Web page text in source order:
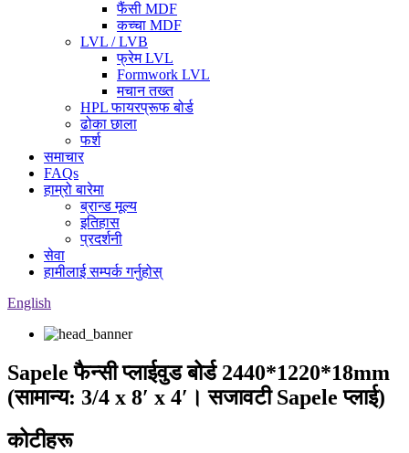
फैंसी MDF
कच्चा MDF
LVL / LVB
फ्रेम LVL
Formwork LVL
मचान तख्त
HPL फायरप्रूफ बोर्ड
ढोका छाला
फर्श
समाचार
FAQs
हाम्रो बारेमा
ब्रान्ड मूल्य
इतिहास
प्रदर्शनी
सेवा
हामीलाई सम्पर्क गर्नुहोस्
English
Sapele फैन्सी प्लाईवुड बोर्ड 2440*1220*18mm
(सामान्य: 3/4 x 8′ x 4′। सजावटी Sapele प्लाई)
कोटीहरू